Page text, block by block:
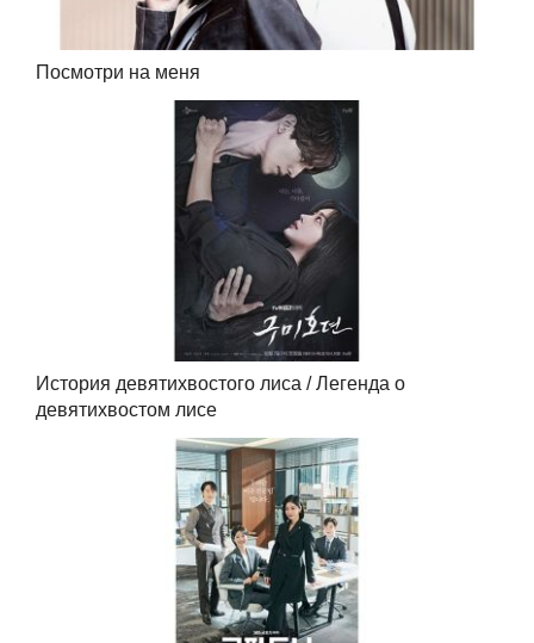
Посмотри на меня
История девятихвостого лиса / Легенда о
девятихвостом лисе